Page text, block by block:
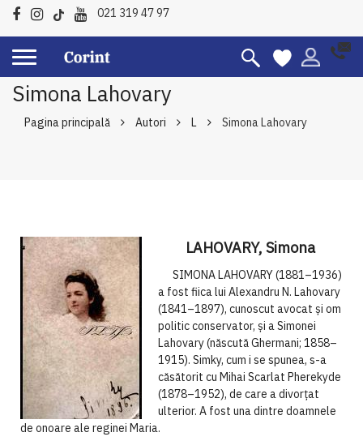
021 319 47 97
Simona Lahovary
Pagina principală Autori L Simona Lahovary
LAHOVARY, Simona
SIMONA LAHOVARY (1881–1936)
a fost fiica lui Alexandru N. Lahovary
(1841–1897), cunoscut avocat și om
politic conservator, și a Simonei
Lahovary (născută Ghermani; 1858–
1915). Simky, cum i se spunea, s-a
căsătorit cu Mihai Scarlat Pherekyde
(1878–1952), de care a divorțat
ulterior. A fost una dintre doamnele
de onoare ale reginei Maria.